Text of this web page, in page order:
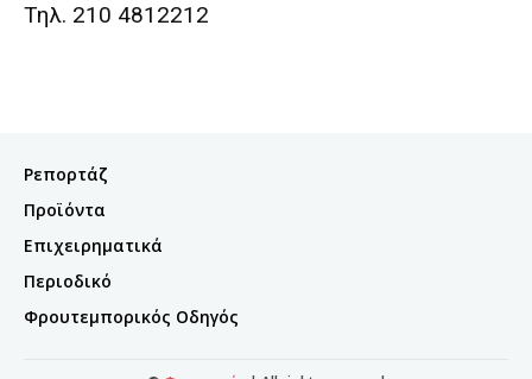
Τηλ. 210 4812212
Ρεπορτάζ
Προϊόντα
Επιχειρηματικά
Περιοδικό
Φρουτεμπορικός Οδηγός